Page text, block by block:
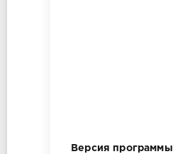
Версия программы